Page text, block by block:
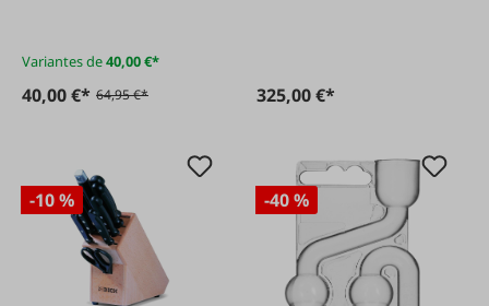
Variantes de40,00 €*
40,00 €* 64,95 €* 325,00 €*
-10 % -40 %